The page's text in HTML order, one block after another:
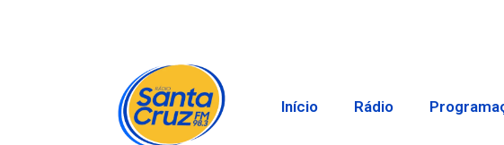
Início Rádio